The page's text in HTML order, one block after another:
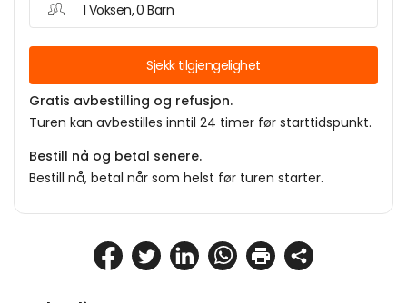
1 Voksen, 0 Barn
Sjekk tilgjengelighet
Gratis avbestilling og refusjon.
Turen kan avbestilles inntil 24 timer før starttidspunkt.
Bestill nå og betal senere.
Bestill nå, betal når som helst før turen starter.